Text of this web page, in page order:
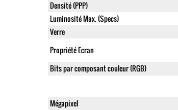
Densité (PPP)
Luminosité Max. (Specs)
Verre
Propriété Ecran
Bits par composant couleur (RGB)
Mégapixel